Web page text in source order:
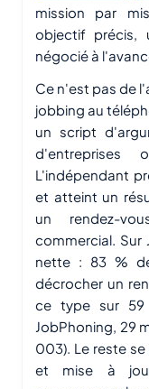
mission par
objectif précis,
négocié à
Ce n'est pas de
jobbing au
un script
L'indépendant
et atteint un
un rendez-
commercial.
nette : 83 %
décrocher un
ce type sur 59
JobPhoning, 29
003). Le reste
et mise à